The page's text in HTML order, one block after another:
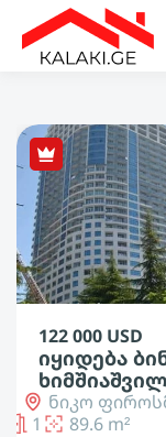
ახალი
122 000 USD
იყიდება
ნიკო
1
89.6 m²